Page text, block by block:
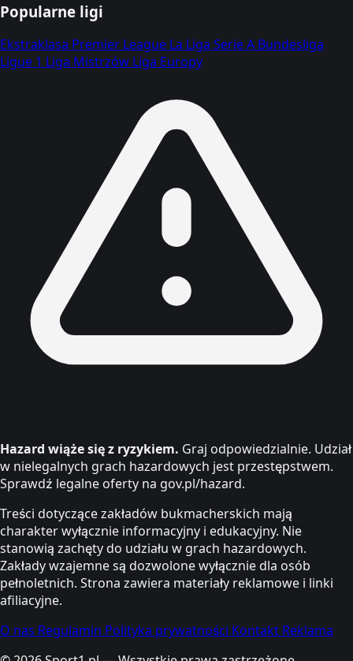
Popularne ligi
Ekstraklasa Premier League La Liga Serie A Bundesliga
Ligue 1 Liga Mistrzów Liga Europy
Hazard wiąże się z ryzykiem. Graj odpowiedzialnie. Udział
w nielegalnych grach hazardowych jest przestępstwem.
Sprawdź legalne oferty na gov.pl/hazard.
Treści dotyczące zakładów bukmacherskich mają
charakter wyłącznie informacyjny i edukacyjny. Nie
stanowią zachęty do udziału w grach hazardowych.
Zakłady wzajemne są dozwolone wyłącznie dla osób
pełnoletnich. Strona zawiera materiały reklamowe i linki
afiliacyjne.
O nas Regulamin Polityka prywatności Kontakt Reklama